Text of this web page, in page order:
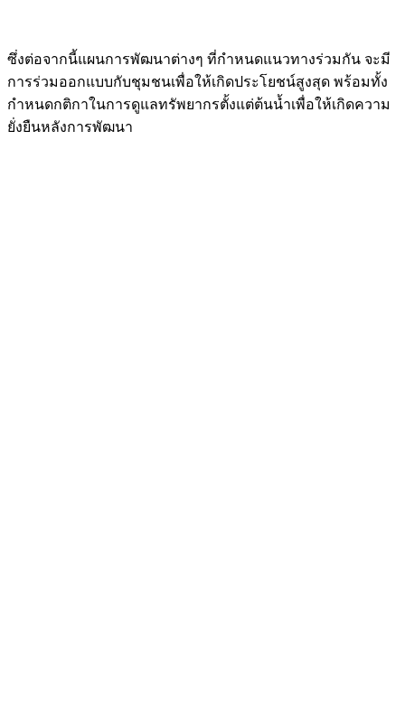
ซึ่งต่อจากนี้แผนการพัฒนาต่างๆ ที่กำหนดแนวทางร่วมกัน จะมี
การร่วมออกแบบกับชุมชนเพื่อให้เกิดประโยชน์สูงสุด พร้อมทั้ง
กำหนดกติกาในการดูแลทรัพยากรตั้งแต่ต้นน้ำเพื่อให้เกิดความ
ยั่งยืนหลังการพัฒนา